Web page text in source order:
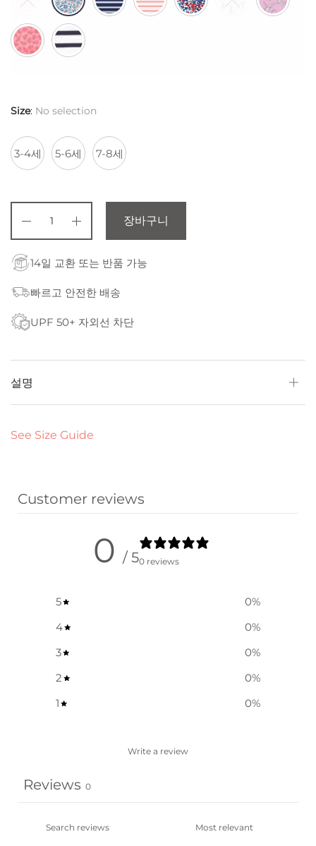
Size: No selection
3-4세 5-6세 7-8세
장바구니
14일 교환 또는 반품 가능
빠르고 안전한 배송
UPF 50+ 자외선 차단
설명
See Size Guide
Customer reviews
0 / 50 reviews
5 0%
4
0%
3
0%
2
0%
1
0%
Write a review
Reviews 0